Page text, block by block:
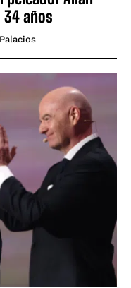
años